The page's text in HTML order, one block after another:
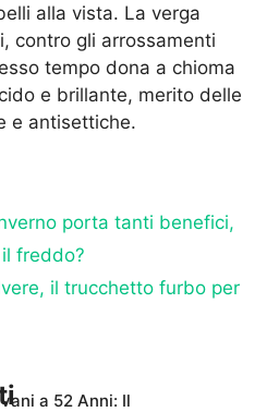
alla vista. La verga
contro gli arrossamenti
tempo dona a chioma
e brillante, merito delle
e antisettiche.
porta tanti benefici,
freddo?
il trucchetto furbo per
a 52 Anni: Il